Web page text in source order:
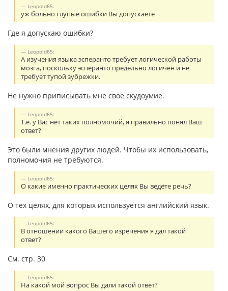
Leopold65:
уж больно глупые ошибки Вы допускаете
Где я допускаю ошибки?
Leopold65:
А изучения языка эсперанто требует логической работы
мозга, поскольку эсперанто предельно логичен и не
требует тупой зубрежки.
Не нужно приписывать мне свое скудоумие.
Leopold65:
Т.е. у Вас нет таких полномочий, я правильно понял Ваш
ответ?
Это были мнения других людей. Чтобы их использовать,
полномочия не требуются.
Leopold65:
О какие именно практических целях Вы ведёте речь?
О тех целях, для которых используется английский язык.
Leopold65:
В отношении какого Вашего изречения я дал такой
ответ?
См. стр. 30
Leopold65:
На какой мой вопрос Вы дали такой ответ?